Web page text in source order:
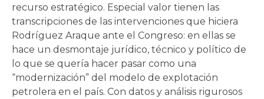
recurso estratégico. Especial valor tienen las
transcripciones de las intervenciones que hiciera
Rodríguez Araque ante el Congreso: en ellas se
hace un desmontaje jurídico, técnico y político de
lo que se quería hacer pasar como una
“modernización” del modelo de explotación
petrolera en el país. Con datos y análisis rigurosos